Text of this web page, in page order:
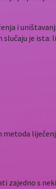
i
slučaju je
zajedno s